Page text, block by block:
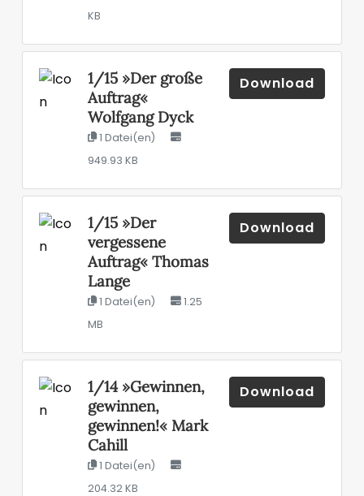
KB
1/15 »Der große
Auftrag«
Wolfgang Dyck
1 Datei(en)
949.93 KB
Download
1/15 »Der
vergessene
Auftrag« Thomas
Lange
1 Datei(en)
1.25
MB
Download
1/14 »Gewinnen,
gewinnen,
gewinnen!« Mark
Cahill
1 Datei(en)
204.32 KB
Download